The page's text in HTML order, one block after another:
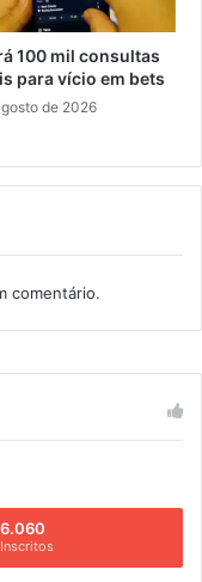
100 mil consultas
para vício em bets
de 2026
comentário.
6.060
Inscritos